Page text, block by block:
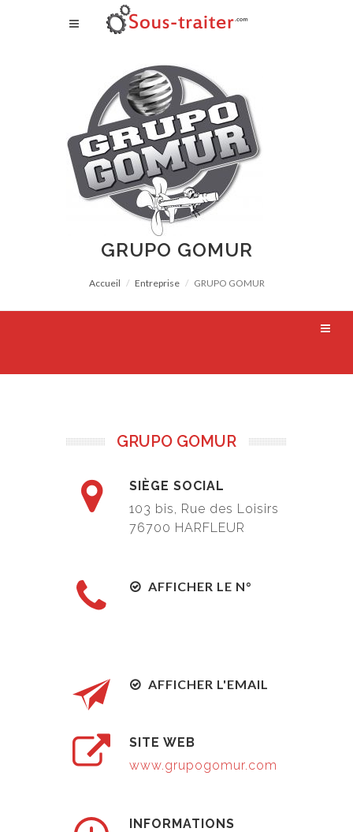
GRUPO GOMUR
Accueil Entreprise GRUPO GOMUR
GRUPO GOMUR
SIÈGE SOCIAL
103 bis, Rue des Loisirs
76700 HARFLEUR
AFFICHER LE N°
AFFICHER L'EMAIL
SITE WEB
www.grupogomur.com
INFORMATIONS